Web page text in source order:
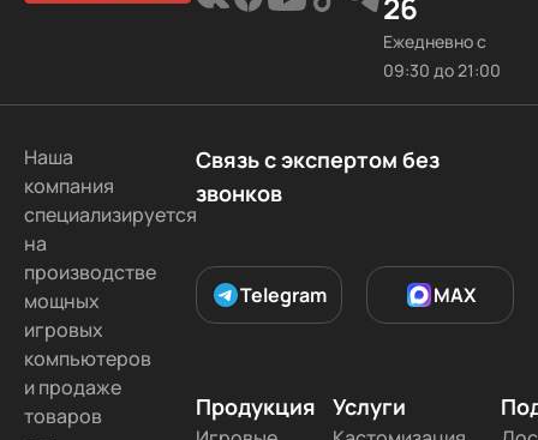
26
Ежедневно с
09:30 до 21:00
Наша
компания
специализируется
на
производстве
мощных
игровых
компьютеров
и продаже
товаров
Связь с экспертом без
звонков
Telegram MAX
Продукция Услуги